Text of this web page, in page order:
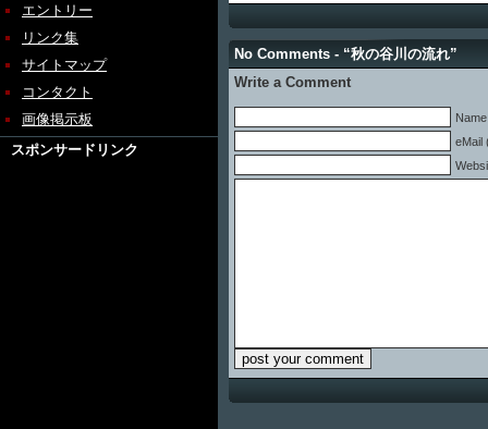
エントリー
リンク集
サイトマップ
コンタクト
画像掲示板
スポンサードリンク
No Comments - “秋の谷川の流れ”
Write a Comment
eMail